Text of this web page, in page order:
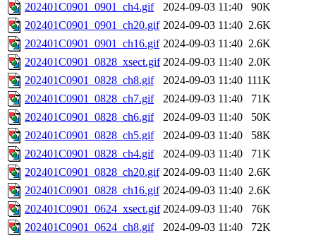
202401C0901_0901_ch4.gif
2024-09-03 11:40
90K
202401C0901_0901_ch20.gif 2024-09-03 11:40 2.6K
202401C0901_0901_ch16.gif 2024-09-03 11:40 2.6K
202401C0901_0828_xsect.gif 2024-09-03 11:40 2.0K
202401C0901_0828_ch8.gif
2024-09-03 11:40 111K
202401C0901_0828_ch7.gif
2024-09-03 11:40
71K
202401C0901_0828_ch6.gif
2024-09-03 11:40
50K
202401C0901_0828_ch5.gif
2024-09-03 11:40
58K
202401C0901_0828_ch4.gif
2024-09-03 11:40
71K
202401C0901_0828_ch20.gif 2024-09-03 11:40 2.6K
202401C0901_0828_ch16.gif 2024-09-03 11:40 2.6K
202401C0901_0624_xsect.gif 2024-09-03 11:40
76K
202401C0901_0624_ch8.gif
2024-09-03 11:40
72K